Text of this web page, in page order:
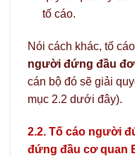
tố cáo.
Nói cách khác, tố
người đứng đầu
cán bộ đó sẽ giải
mục 2.2 dưới đây).
2.2. Tố cáo người
đứng đầu cơ quan